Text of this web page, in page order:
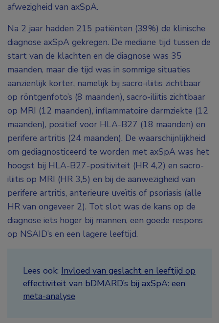
afwezigheid van axSpA.
Na 2 jaar hadden 215 patiënten (39%) de klinische
diagnose axSpA gekregen. De mediane tijd tussen de
start van de klachten en de diagnose was 35
maanden, maar die tijd was in sommige situaties
aanzienlijk korter, namelijk bij sacro-iliitis zichtbaar
op röntgenfoto’s (8 maanden), sacro-iliitis zichtbaar
op MRI (12 maanden), inflammatoire darmziekte (12
maanden), positief voor HLA-B27 (18 maanden) en
perifere artritis (24 maanden). De waarschijnlijkheid
om gediagnosticeerd te worden met axSpA was het
hoogst bij HLA-B27-positiviteit (HR 4,2) en sacro-
iliitis op MRI (HR 3,5) en bij de aanwezigheid van
perifere artritis, anterieure uveïtis of psoriasis (alle
HR van ongeveer 2). Tot slot was de kans op de
diagnose iets hoger bij mannen, een goede respons
op NSAID’s en een lagere leeftijd.
Lees ook: Invloed van geslacht en leeftijd op
effectiviteit van bDMARD’s bij axSpA: een
meta-analyse